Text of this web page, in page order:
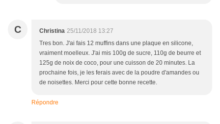
C Christina 25/11/2018 13:27
Tres bon. J'ai fais 12 muffins dans une plaque en silicone,
vraiment moelleux. J'ai mis 100g de sucre, 110g de beurre et
125g de noix de coco, pour une cuisson de 20 minutes. La
prochaine fois, je les ferais avec de la poudre d'amandes ou
de noisettes. Merci pour cette bonne recette.
Répondre